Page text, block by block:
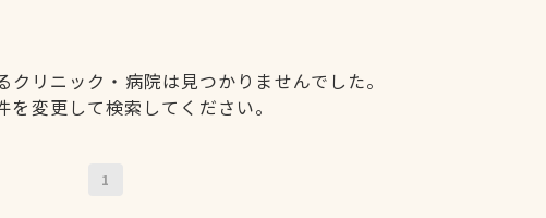
クリニック・病院は見つかりませんでした。
を変更して検索してください。
1